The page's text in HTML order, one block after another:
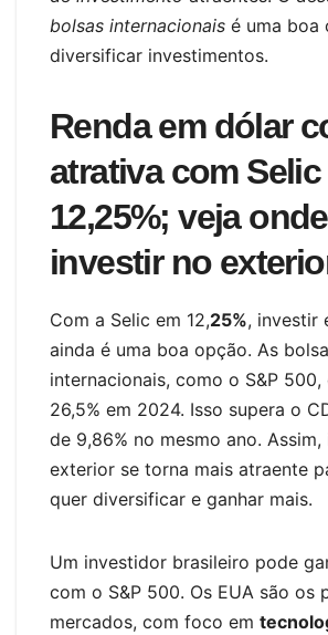
bolsas internacionais é uma boa
diversificar investimentos.
Renda em dólar
atrativa com Selic
12,25%; veja onde
investir no
Com a Selic em 12,25%, investir
ainda é uma boa opção. As
internacionais, como o S&P 500,
26,5% em 2024. Isso supera o
de 9,86% no mesmo ano.
exterior se torna mais atraente
quer diversificar e ganhar mais.
Um investidor brasileiro pode
com o S&P 500. Os EUA são os
mercados, com foco em